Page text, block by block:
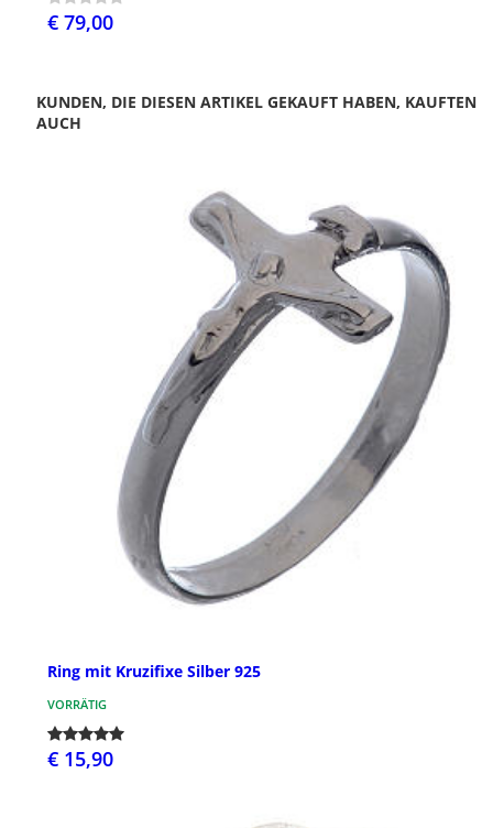
€ 79,00
KUNDEN, DIE DIESEN ARTIKEL GEKAUFT HABEN, KAUFTEN
AUCH
Ring mit Kruzifixe Silber 925
VORRÄTIG
€ 15,90